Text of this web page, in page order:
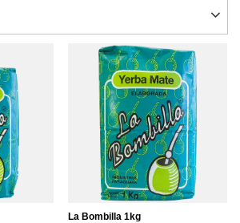
La Bombilla 1kg